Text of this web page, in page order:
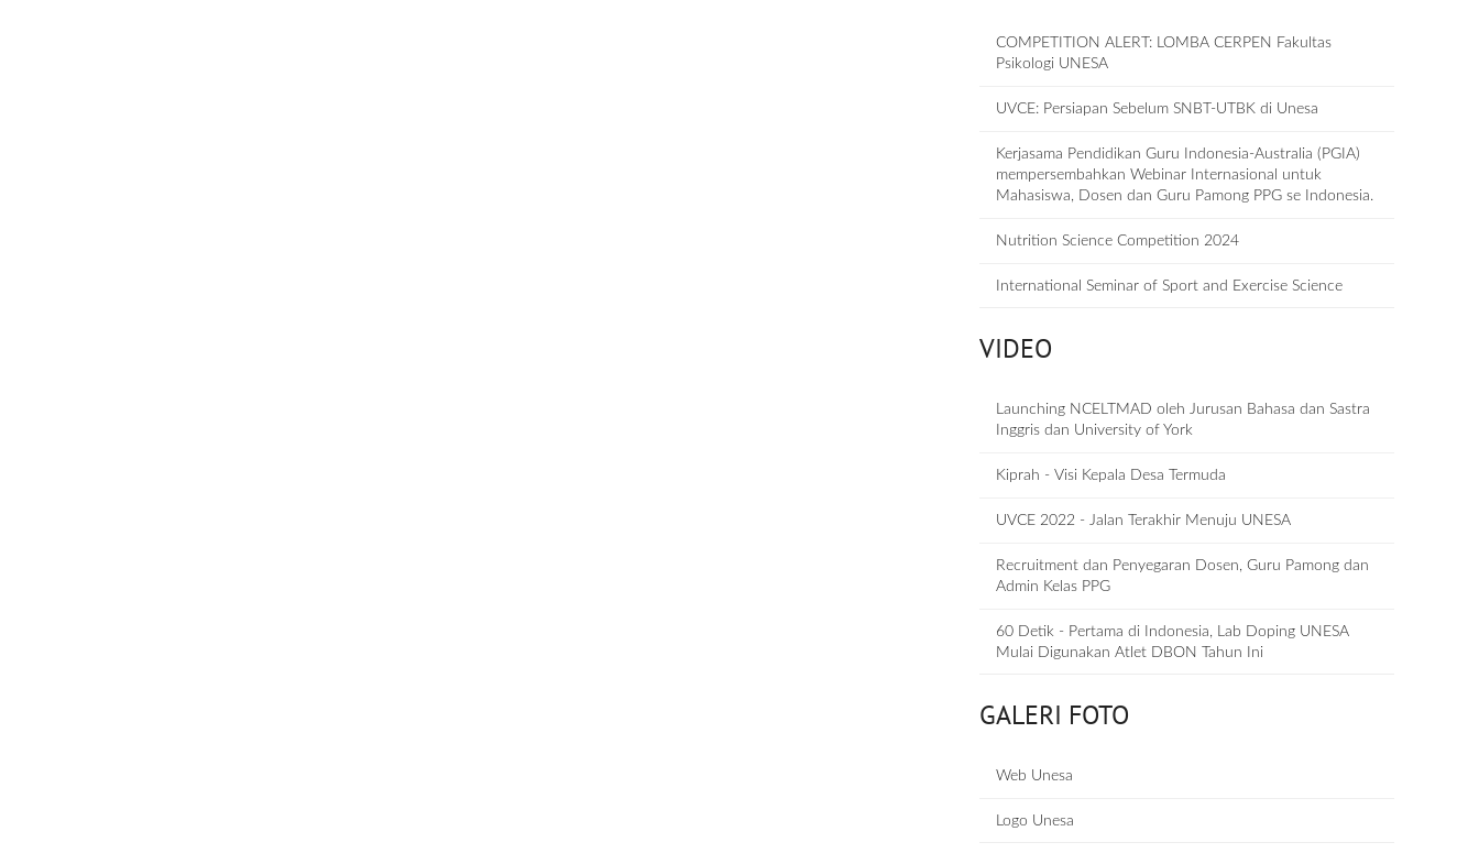
COMPETITION ALERT: LOMBA CERPEN Fakultas
Psikologi UNESA
UVCE: Persiapan Sebelum SNBT-UTBK di Unesa
Kerjasama Pendidikan Guru Indonesia-Australia (PGIA)
mempersembahkan Webinar Internasional untuk
Mahasiswa, Dosen dan Guru Pamong PPG se Indonesia.
Nutrition Science Competition 2024
International Seminar of Sport and Exercise Science
VIDEO
Launching NCELTMAD oleh Jurusan Bahasa dan Sastra
Inggris dan University of York
Kiprah - Visi Kepala Desa Termuda
UVCE 2022 - Jalan Terakhir Menuju UNESA
Recruitment dan Penyegaran Dosen, Guru Pamong dan
Admin Kelas PPG
60 Detik - Pertama di Indonesia, Lab Doping UNESA
Mulai Digunakan Atlet DBON Tahun Ini
GALERI FOTO
Web Unesa
Logo Unesa